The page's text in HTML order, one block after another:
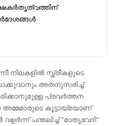
നിലകളിൽ സ്ത്രീകളുടെ
അതനുസരിച്ച്
പ്രവർത്തന
അമ്മമാരുടെ കൂട്ടായ്മയാണ്
പന്തലിച്ച് "മാതൃവേദി"